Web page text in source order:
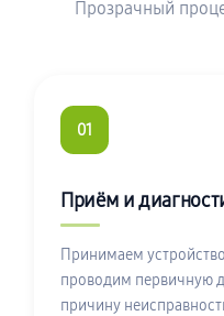
Прозрачный
01
Приём и
Принимаем
проводим первичную
причину